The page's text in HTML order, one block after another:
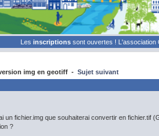
Les inscriptions sont ouvertes ! L'association
img en geotiff - Sujet suivant
un fichier.img que souhaiterai convertir en fichier.tif
?